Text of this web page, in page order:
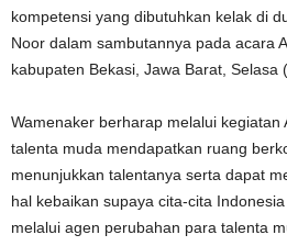
kompetensi yang dibutuhkan kelak di
Noor dalam sambutannya pada acara
kabupaten Bekasi, Jawa Barat, Selasa
Wamenaker berharap melalui kegiatan
talenta muda mendapatkan ruang
menunjukkan talentanya serta dapat
hal kebaikan supaya cita-cita
melalui agen perubahan para talenta